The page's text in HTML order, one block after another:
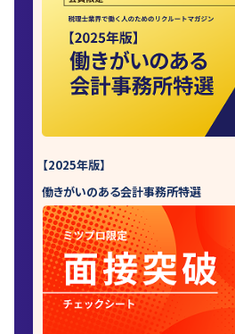
【2025年版】
働きがいのある会計事務所特選